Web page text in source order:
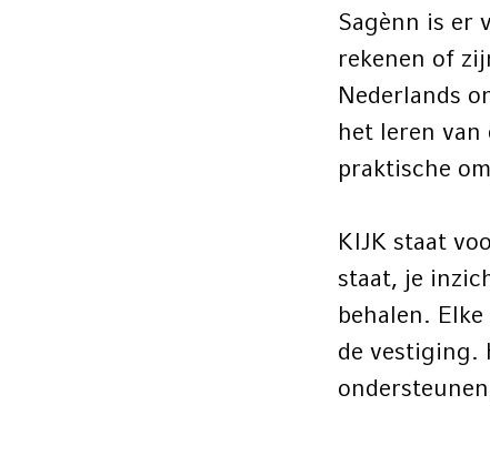
Sagènn is er
rekenen of
Nederlands
het leren van
praktische
KIJK staat
staat, je
behalen.
de vestiging.